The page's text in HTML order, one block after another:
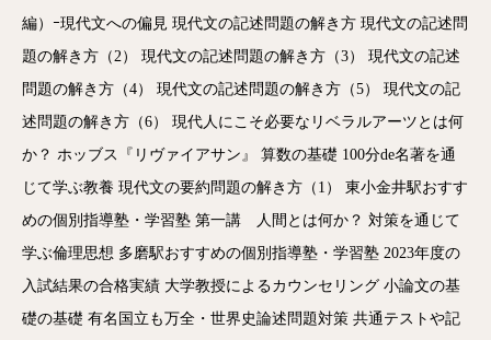
編）ｰ現代文への偏見 現代文の記述問題の解き方 現代文の記述問
題の解き方（2）
現代文の記述問題の解き方（3）
現代文の記述
問題の解き方（4）
現代文の記述問題の解き方（5）
現代文の記
述問題の解き方（6）
現代人にこそ必要なリベラルアーツとは何
か？ ホッブス『リヴァイアサン』 算数の基礎 100分de名著を通
じて学ぶ教養 現代文の要約問題の解き方（1）
東小金井駅おすす
めの個別指導塾・学習塾 第一講 人間とは何か？ 対策を通じて
学ぶ倫理思想 多磨駅おすすめの個別指導塾・学習塾 2023年度の
入試結果の合格実績 大学教授によるカウンセリング 小論文の基
礎の基礎 有名国立も万全・世界史論述問題対策 共通テストや記